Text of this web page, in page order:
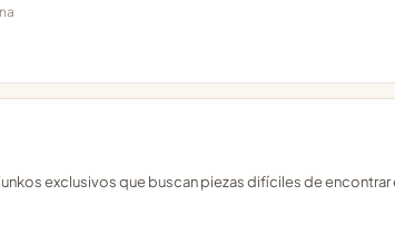
exclusivos que buscan piezas difíciles de encontrar